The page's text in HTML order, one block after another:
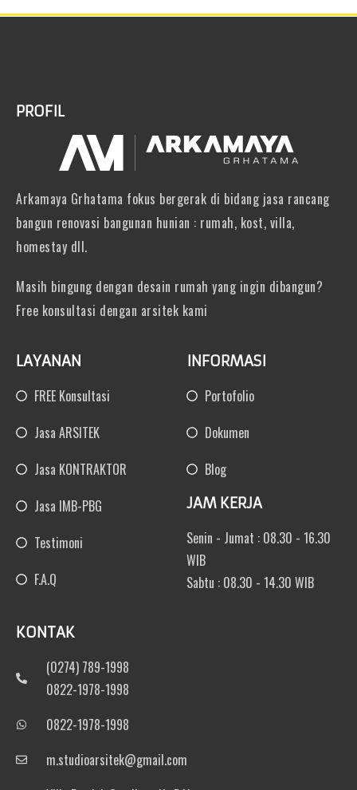
PROFIL
Arkamaya Grhatama fokus bergerak di bidang jasa rancang
bangun renovasi bangunan hunian : rumah, kost, villa,
homestay dll.
Masih bingung dengan desain rumah yang ingin dibangun?
Free konsultasi dengan arsitek kami
LAYANAN
FREE Konsultasi
Jasa ARSITEK
Jasa KONTRAKTOR
Jasa IMB-PBG
Testimoni
F.A.Q
INFORMASI
Portofolio
Dokumen
Blog
JAM KERJA
Senin - Jumat : 08.30 - 16.30
WIB
Sabtu : 08.30 - 14.30 WIB
KONTAK
(0274) 789-1998
0822-1978-1998
0822-1978-1998
m.studioarsitek@gmail.com